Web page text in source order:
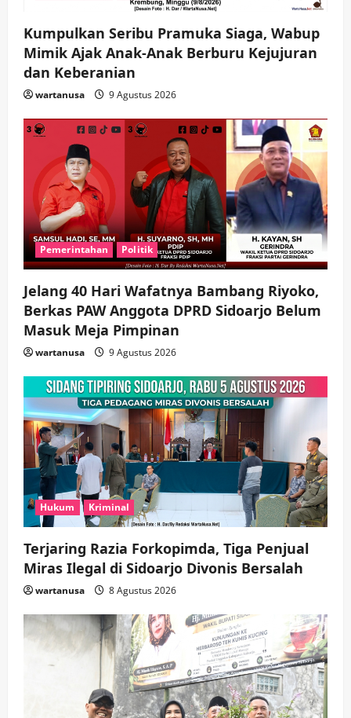
Kumpulkan Seribu Pramuka Siaga, Wabup
Mimik Ajak Anak-Anak Berburu Kejujuran
dan Keberanian
wartanusa 9 Agustus 2026
Pemerintahan Politik
Jelang 40 Hari Wafatnya Bambang Riyoko,
Berkas PAW Anggota DPRD Sidoarjo Belum
Masuk Meja Pimpinan ​
wartanusa 9 Agustus 2026
Hukum Kriminal
Terjaring Razia Forkopimda, Tiga Penjual
Miras Ilegal di Sidoarjo Divonis Bersalah
wartanusa 8 Agustus 2026